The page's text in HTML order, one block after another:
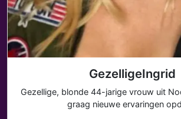
GezelligeIngrid
Gezellige, blonde 44-jarige vrouw uit
graag nieuwe ervaringen